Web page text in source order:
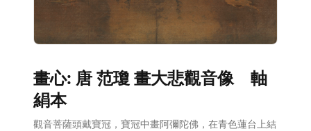
畫心: 唐 范瓊 畫大悲觀音像 軸
絹本
觀音菩薩頭戴寶冠，寶冠中畫阿彌陀佛，在青色蓮台上結